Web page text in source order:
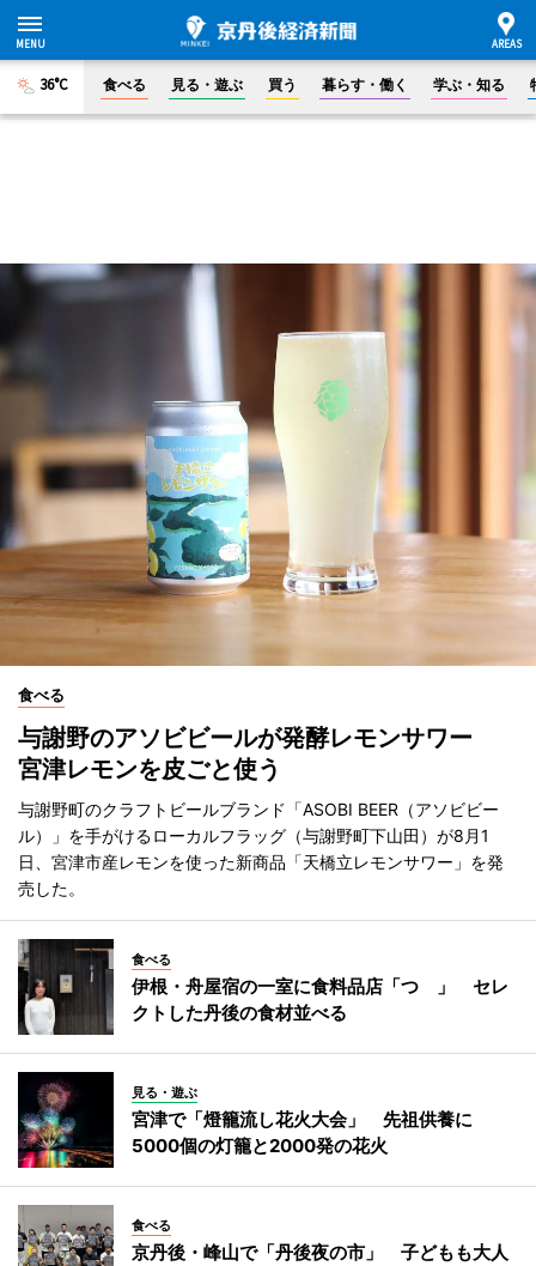
36°C 食べる 見る・遊ぶ 買う 暮らす・働く 学ぶ・知る
食べる
与謝野のアソビビールが発酵レモンサワー
宮津レモンを皮ごと使う
与謝野町のクラフトビールブランド「ASOBI BEER（アソビビー
ル）」を手がけるローカルフラッグ（与謝野町下山田）が8月1
日、宮津市産レモンを使った新商品「天橋立レモンサワー」を発
売した。
食べる
伊根・舟屋宿の一室に食料品店「つゝ」 セレ
クトした丹後の食材並べる
見る・遊ぶ
宮津で「燈籠流し花火大会」 先祖供養に
5000個の灯籠と2000発の花火
食べる
京丹後・峰山で「丹後夜の市」 子どもも大人